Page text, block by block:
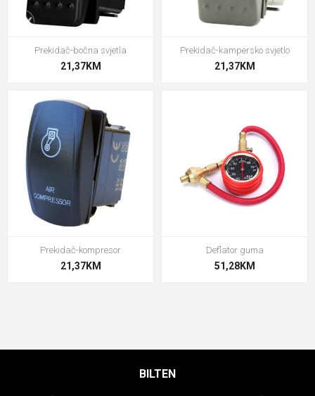
Prekidač-bočna svjetla
21,37KM
Prekidač-kampersko svjetlo
21,37KM
Prekidač-kompresor
21,37KM
Deflator guma
51,28KM
BILTEN